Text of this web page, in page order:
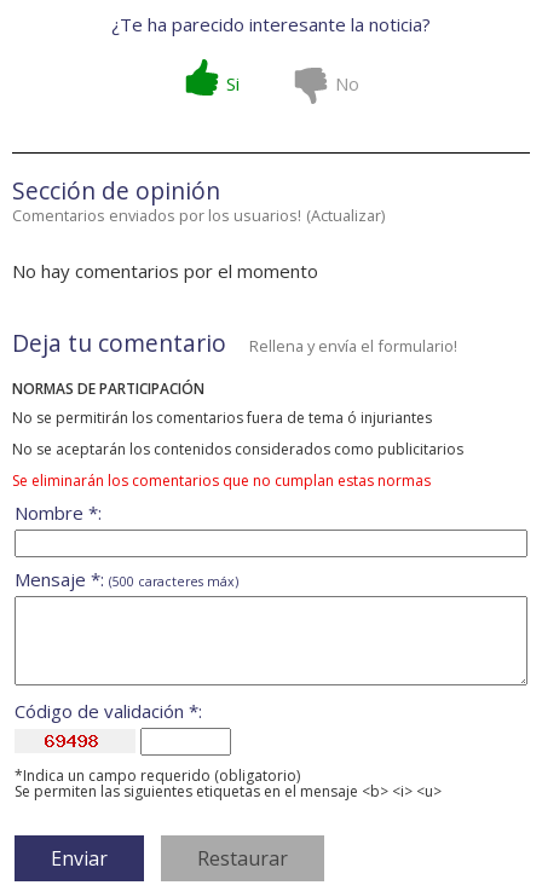
¿Te ha parecido interesante la noticia?
Si No
Sección de opinión
Comentarios enviados por los usuarios! (Actualizar)
No hay comentarios por el momento
Deja tu comentario Rellena y envía el formulario!
NORMAS DE PARTICIPACIÓN
No se permitirán los comentarios fuera de tema ó injuriantes
No se aceptarán los contenidos considerados como publicitarios
Se eliminarán los comentarios que no cumplan estas normas
Nombre *:
Mensaje *: (500 caracteres máx)
Código de validación *:
*Indica un campo requerido (obligatorio)
Se permiten las siguientes etiquetas en el mensaje <b> <i> <u>